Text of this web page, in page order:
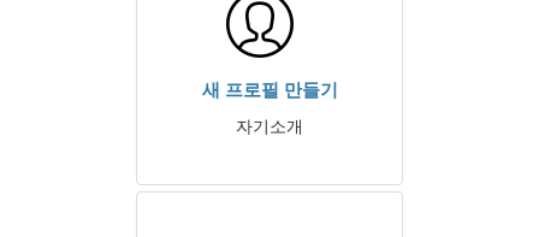
새 프로필 만들기
자기소개